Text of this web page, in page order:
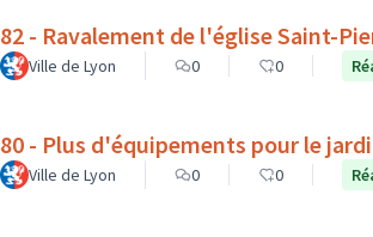
82 - Ravalement de l'église Saint-
Ville de Lyon 0 0
80 - Plus d'équipements pour le
Ville de Lyon 0 0